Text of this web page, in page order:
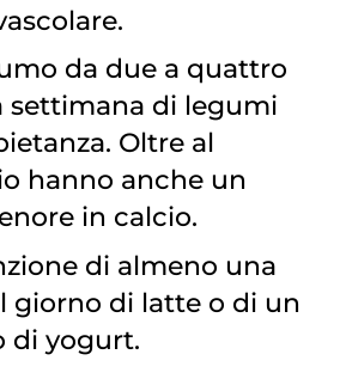
da due a quattro
settimana di legumi
Oltre al
hanno anche un
in calcio.
di almeno una
giorno di latte o di un
di yogurt.